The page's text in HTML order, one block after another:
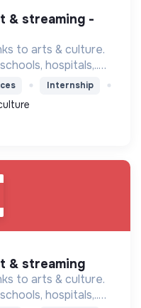
to arts & culture.
hospitals,..
being with curated
streaming.
Internship
& streaming
to arts & culture.
hospitals,..